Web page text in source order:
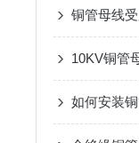
铜管母线
如何安装